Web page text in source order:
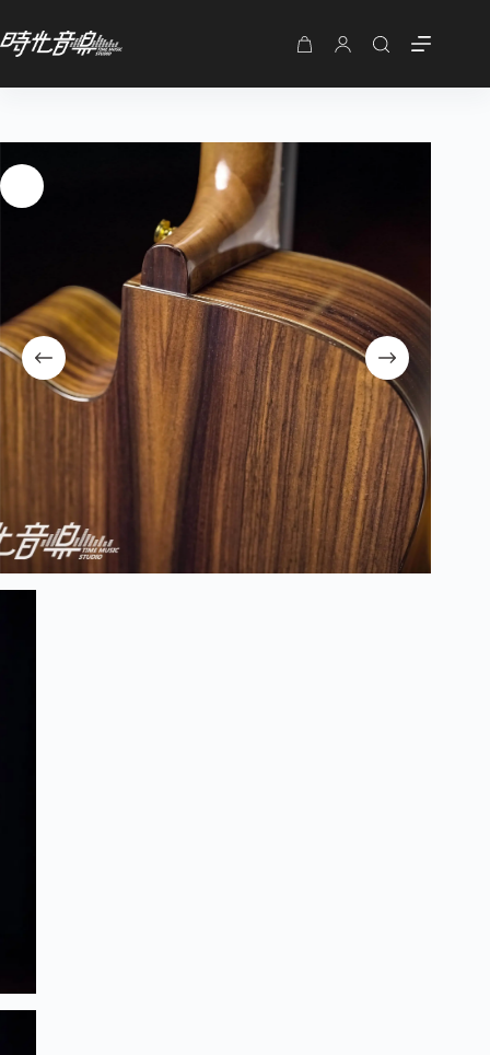
NT$14,900 加入購物車
購
物